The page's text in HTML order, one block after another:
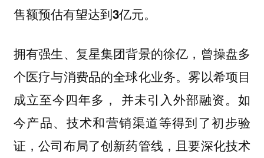
售额预估有望达到3亿元。
拥有强生、复星集团背景的徐亿，曾操盘多
个医疗与消费品的全球化业务。雾以希项目
成立至今四年多， 并未引入外部融资。如
今产品、技术和营销渠道等得到了初步验
证，公司布局了创新药管线，且要深化技术